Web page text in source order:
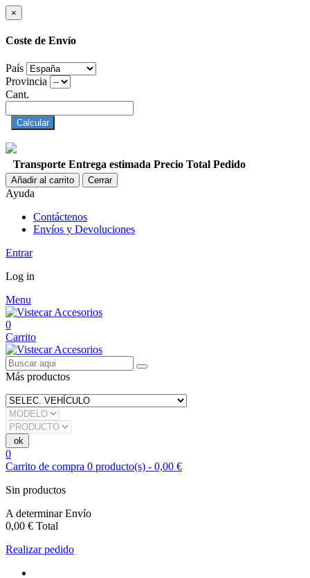
×
Coste de Envío
País
Provincia
Cant.
Calcular
Transporte Entrega estimada Precio Total Pedido
Añadir al carrito Cerrar
Ayuda
Contáctenos
Envíos y Devoluciones
Entrar
Log in
Menu
0
Carrito
Más productos
0
Carrito de compra 0 producto(s) - 0,00 €
Sin productos
A determinarEnvío
0,00 € Total
Realizar pedido